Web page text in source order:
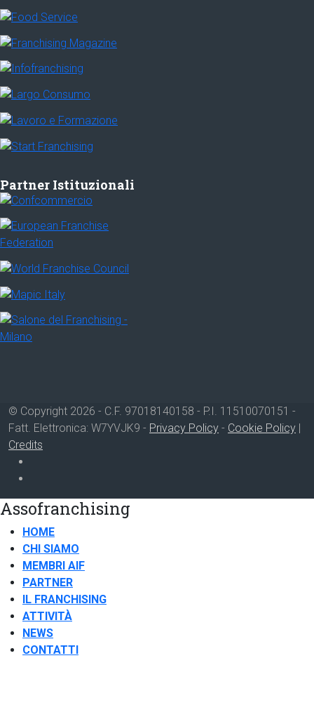
Partner Istituzionali
© Copyright 2026 - C.F. 97018140158 - P.I. 11510070151 -
Fatt. Elettronica: W7YVJK9 - Privacy Policy - Cookie Policy |
Credits
Assofranchising
HOME
CHI SIAMO
MEMBRI AIF
PARTNER
IL FRANCHISING
ATTIVITÀ
NEWS
CONTATTI